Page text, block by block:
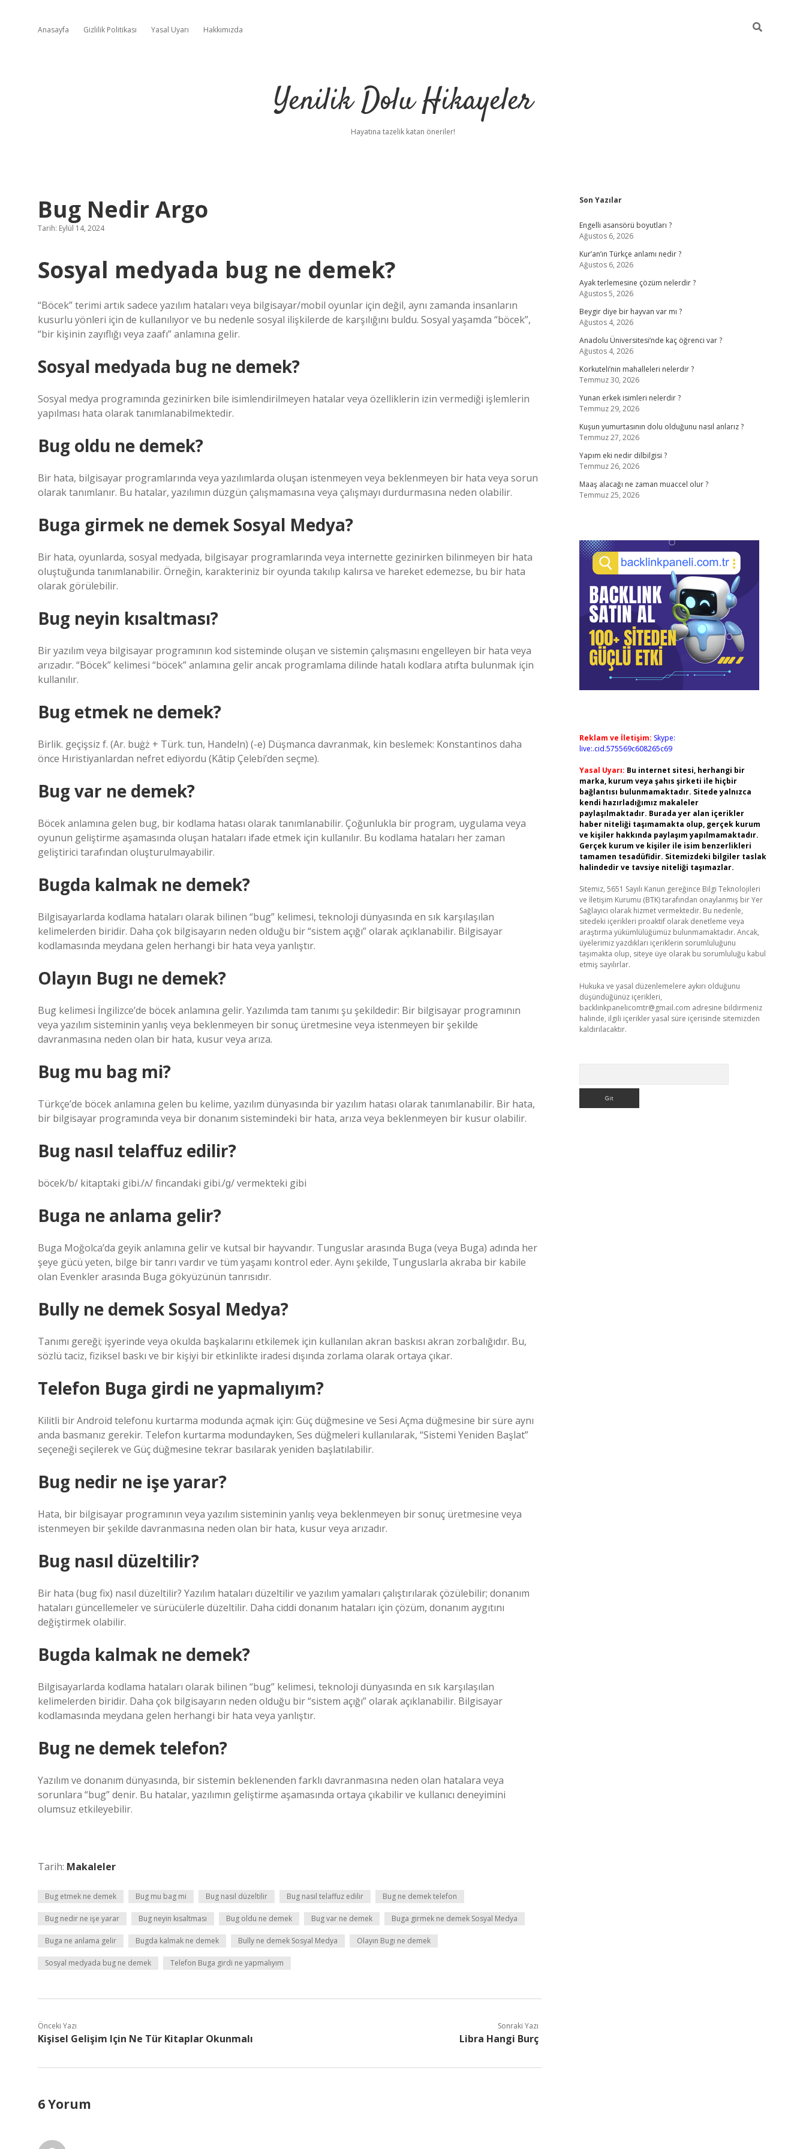
Anasayfa Gizlilik Politikası Yasal Uyarı Hakkımızda
Yenilik Dolu Hikayeler
Hayatına tazelik katan öneriler!
Bug Nedir Argo
Tarih: Eylül 14, 2024
Sosyal medyada bug ne demek?
“Böcek” terimi artık sadece yazılım hataları veya bilgisayar/mobil oyunlar için değil, aynı zamanda insanların
kusurlu yönleri için de kullanılıyor ve bu nedenle sosyal ilişkilerde de karşılığını buldu. Sosyal yaşamda “böcek”,
“bir kişinin zayıflığı veya zaafı” anlamına gelir.
Sosyal medyada bug ne demek?
Sosyal medya programında gezinirken bile isimlendirilmeyen hatalar veya özelliklerin izin vermediği işlemlerin
yapılması hata olarak tanımlanabilmektedir.
Bug oldu ne demek?
Bir hata, bilgisayar programlarında veya yazılımlarda oluşan istenmeyen veya beklenmeyen bir hata veya sorun
olarak tanımlanır. Bu hatalar, yazılımın düzgün çalışmamasına veya çalışmayı durdurmasına neden olabilir.
Buga girmek ne demek Sosyal Medya?
Bir hata, oyunlarda, sosyal medyada, bilgisayar programlarında veya internette gezinirken bilinmeyen bir hata
oluştuğunda tanımlanabilir. Örneğin, karakteriniz bir oyunda takılıp kalırsa ve hareket edemezse, bu bir hata
olarak görülebilir.
Bug neyin kısaltması?
Bir yazılım veya bilgisayar programının kod sisteminde oluşan ve sistemin çalışmasını engelleyen bir hata veya
arızadır. “Böcek” kelimesi “böcek” anlamına gelir ancak programlama dilinde hatalı kodlara atıfta bulunmak için
kullanılır.
Bug etmek ne demek?
Birlik. geçişsiz f. (Ar. buġż + Türk. tun, Handeln) (-e) Düşmanca davranmak, kin beslemek: Konstantinos daha
önce Hıristiyanlardan nefret ediyordu (Kâtip Çelebi’den seçme).
Bug var ne demek?
Böcek anlamına gelen bug, bir kodlama hatası olarak tanımlanabilir. Çoğunlukla bir program, uygulama veya
oyunun geliştirme aşamasında oluşan hataları ifade etmek için kullanılır. Bu kodlama hataları her zaman
geliştirici tarafından oluşturulmayabilir.
Bugda kalmak ne demek?
Bilgisayarlarda kodlama hataları olarak bilinen “bug” kelimesi, teknoloji dünyasında en sık karşılaşılan
kelimelerden biridir. Daha çok bilgisayarın neden olduğu bir “sistem açığı” olarak açıklanabilir. Bilgisayar
kodlamasında meydana gelen herhangi bir hata veya yanlıştır.
Olayın Bugı ne demek?
Bug kelimesi İngilizce’de böcek anlamına gelir. Yazılımda tam tanımı şu şekildedir: Bir bilgisayar programının
veya yazılım sisteminin yanlış veya beklenmeyen bir sonuç üretmesine veya istenmeyen bir şekilde
davranmasına neden olan bir hata, kusur veya arıza.
Bug mu bag mi?
Türkçe’de böcek anlamına gelen bu kelime, yazılım dünyasında bir yazılım hatası olarak tanımlanabilir. Bir hata,
bir bilgisayar programında veya bir donanım sistemindeki bir hata, arıza veya beklenmeyen bir kusur olabilir.
Bug nasıl telaffuz edilir?
böcek/b/ kitaptaki gibi./ʌ/ fincandaki gibi./ɡ/ vermekteki gibi
Buga ne anlama gelir?
Buga Moğolca’da geyik anlamına gelir ve kutsal bir hayvandır. Tunguslar arasında Buga (veya Buga) adında her
şeye gücü yeten, bilge bir tanrı vardır ve tüm yaşamı kontrol eder. Aynı şekilde, Tunguslarla akraba bir kabile
olan Evenkler arasında Buga gökyüzünün tanrısıdır.
Bully ne demek Sosyal Medya?
Tanımı gereği; işyerinde veya okulda başkalarını etkilemek için kullanılan akran baskısı akran zorbalığıdır. Bu,
sözlü taciz, fiziksel baskı ve bir kişiyi bir etkinlikte iradesi dışında zorlama olarak ortaya çıkar.
Telefon Buga girdi ne yapmalıyım?
Kilitli bir Android telefonu kurtarma modunda açmak için: Güç düğmesine ve Sesi Açma düğmesine bir süre aynı
anda basmanız gerekir. Telefon kurtarma modundayken, Ses düğmeleri kullanılarak, “Sistemi Yeniden Başlat”
seçeneği seçilerek ve Güç düğmesine tekrar basılarak yeniden başlatılabilir.
Bug nedir ne işe yarar?
Hata, bir bilgisayar programının veya yazılım sisteminin yanlış veya beklenmeyen bir sonuç üretmesine veya
istenmeyen bir şekilde davranmasına neden olan bir hata, kusur veya arızadır.
Bug nasıl düzeltilir?
Bir hata (bug fix) nasıl düzeltilir? Yazılım hataları düzeltilir ve yazılım yamaları çalıştırılarak çözülebilir; donanım
hataları güncellemeler ve sürücülerle düzeltilir. Daha ciddi donanım hataları için çözüm, donanım aygıtını
değiştirmek olabilir.
Bugda kalmak ne demek?
Bilgisayarlarda kodlama hataları olarak bilinen “bug” kelimesi, teknoloji dünyasında en sık karşılaşılan
kelimelerden biridir. Daha çok bilgisayarın neden olduğu bir “sistem açığı” olarak açıklanabilir. Bilgisayar
kodlamasında meydana gelen herhangi bir hata veya yanlıştır.
Bug ne demek telefon?
Yazılım ve donanım dünyasında, bir sistemin beklenenden farklı davranmasına neden olan hatalara veya
sorunlara “bug” denir. Bu hatalar, yazılımın geliştirme aşamasında ortaya çıkabilir ve kullanıcı deneyimini
olumsuz etkileyebilir.
Tarih: Makaleler
Bug etmek ne demek Bug mu bag mi Bug nasıl düzeltilir Bug nasıl telaffuz edilir Bug ne demek telefon
Bug nedir ne işe yarar Bug neyin kısaltması Bug oldu ne demek Bug var ne demek Buga girmek ne demek Sosyal Medya
Buga ne anlama gelir Bugda kalmak ne demek Bully ne demek Sosyal Medya Olayın Bugı ne demek
Sosyal medyada bug ne demek Telefon Buga girdi ne yapmalıyım
Önceki Yazı
Kişisel Gelişim Için Ne Tür Kitaplar Okunmalı
Sonraki Yazı
Libra Hangi Burç
6 Yorum
Sidebar
Son Yazılar
Engelli asansörü boyutları ?
Ağustos 6, 2026
Kur’an’ın Türkçe anlamı nedir ?
Ağustos 6, 2026
Ayak terlemesine çözüm nelerdir ?
Ağustos 5, 2026
Beygir diye bir hayvan var mı ?
Ağustos 4, 2026
Anadolu Üniversitesi’nde kaç öğrenci var ?
Ağustos 4, 2026
Korkuteli’nin mahalleleri nelerdir ?
Temmuz 30, 2026
Yunan erkek isimleri nelerdir ?
Temmuz 29, 2026
Kuşun yumurtasının dolu olduğunu nasıl anlarız ?
Temmuz 27, 2026
Yapım eki nedir dilbilgisi ?
Temmuz 26, 2026
Maaş alacağı ne zaman muaccel olur ?
Temmuz 25, 2026
Reklam ve İletişim: Skype:
live:.cid.575569c608265c69
Yasal Uyarı: Bu internet sitesi, herhangi bir
marka, kurum veya şahıs şirketi ile hiçbir
bağlantısı bulunmamaktadır. Sitede yalnızca
kendi hazırladığımız makaleler
paylaşılmaktadır. Burada yer alan içerikler
haber niteliği taşımamakta olup, gerçek kurum
ve kişiler hakkında paylaşım yapılmamaktadır.
Gerçek kurum ve kişiler ile isim benzerlikleri
tamamen tesadüfidir. Sitemizdeki bilgiler taslak
halindedir ve tavsiye niteliği taşımazlar.
Sitemiz, 5651 Sayılı Kanun gereğince Bilgi Teknolojileri
ve İletişim Kurumu (BTK) tarafından onaylanmış bir Yer
Sağlayıcı olarak hizmet vermektedir. Bu nedenle,
sitedeki içerikleri proaktif olarak denetleme veya
araştırma yükümlülüğümüz bulunmamaktadır. Ancak,
üyelerimiz yazdıkları içeriklerin sorumluluğunu
taşımakta olup, siteye üye olarak bu sorumluluğu kabul
etmiş sayılırlar.
Hukuka ve yasal düzenlemelere aykırı olduğunu
düşündüğünüz içerikleri,
backlinkpanelicomtr@gmail.com adresine bildirmeniz
halinde, ilgili içerikler yasal süre içerisinde sitemizden
kaldırılacaktır.